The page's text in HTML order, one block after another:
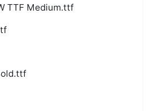
TTF Medium.ttf